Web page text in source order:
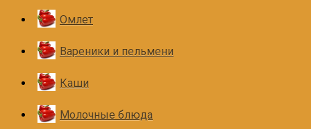
Омлет
Вареники и пельмени
Каши
Молочные блюда